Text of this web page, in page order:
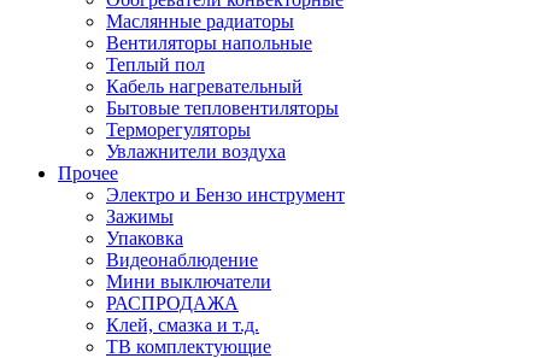
Маслянные радиаторы
Вентиляторы напольные
Теплый пол
Кабель нагревательный
Бытовые тепловентиляторы
Терморегуляторы
Увлажнители воздуха
Прочее
Электро и Бензо инструмент
Зажимы
Упаковка
Видеонаблюдение
Мини выключатели
РАСПРОДАЖА
Клей, смазка и т.д.
ТВ комплектующие